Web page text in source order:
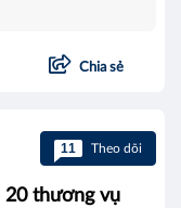
Chia sẻ
11 Theo dõi
20 thương vụ